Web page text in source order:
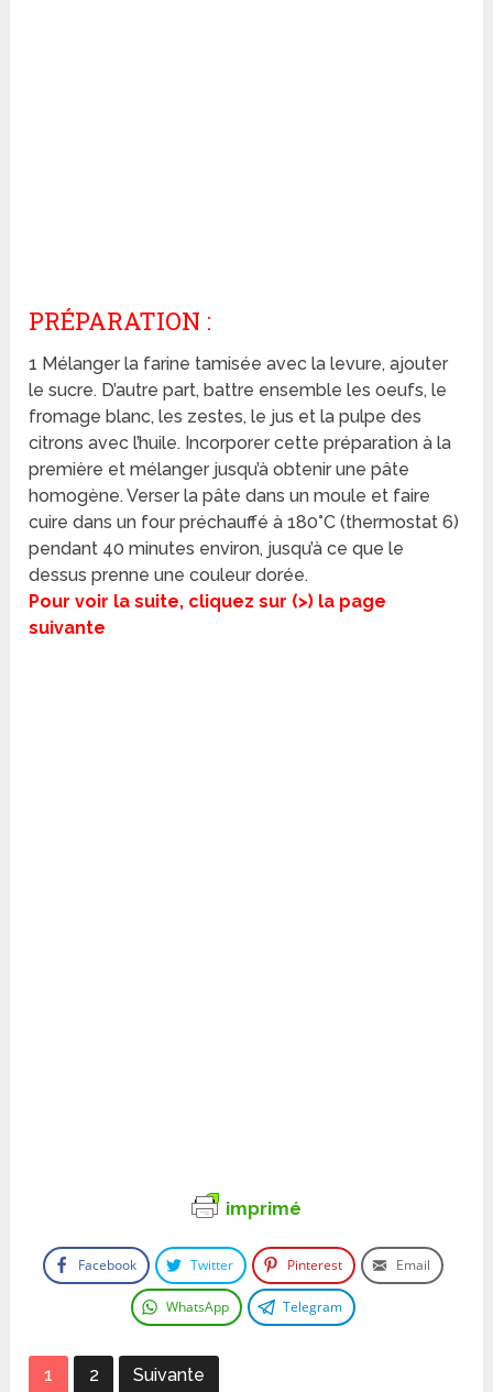
PRÉPARATION :
1 Mélanger la farine tamisée avec la levure, ajouter
le sucre. D’autre part, battre ensemble les oeufs, le
fromage blanc, les zestes, le jus et la pulpe des
citrons avec l’huile. Incorporer cette préparation à la
première et mélanger jusqu’à obtenir une pâte
homogène. Verser la pâte dans un moule et faire
cuire dans un four préchauffé à 180°C (thermostat 6)
pendant 40 minutes environ, jusqu’à ce que le
dessus prenne une couleur dorée.
Pour voir la suite, cliquez sur (>) la page
suivante
imprimé
Facebook Twitter Pinterest Email
WhatsApp Telegram
1 2 Suivante